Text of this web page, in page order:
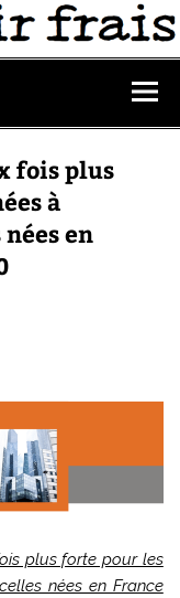
fois plus
à
en
plus forte pour les
nées en France